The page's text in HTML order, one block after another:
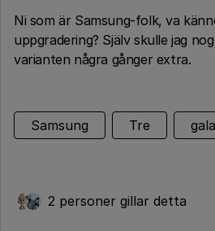
Ni som är Samsung-folk, va
uppgradering? Själv skulle jag
varianten några gånger extra.
Samsung Tre
2 personer gillar detta